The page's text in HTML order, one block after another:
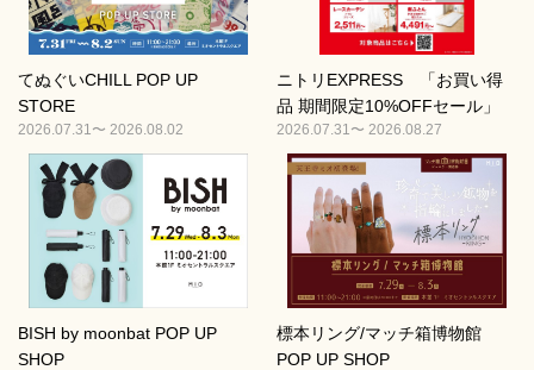
てぬぐいCHILL POP UP
STORE
2026.07.31〜 2026.08.02
ニトリEXPRESS 「お買い得
品 期間限定10%OFFセール」
2026.07.31〜 2026.08.27
BISH by moonbat POP UP
SHOP
標本リング/マッチ箱博物館
POP UP SHOP